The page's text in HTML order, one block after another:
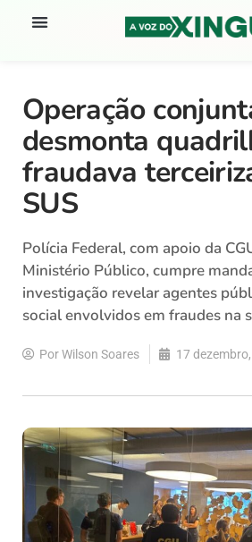
Operação
desmonta
fraudava
SUS
Polícia Federal, com apoio da
Ministério Público, cumpre
investigação revelar agentes
social envolvidos em fraudes na
PorWilson Soares 17